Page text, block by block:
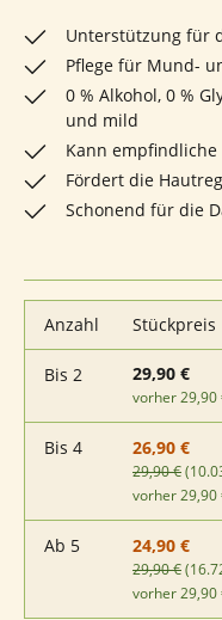
Unterstützung für
Pflege für Mund-
0 % Alkohol, 0 %
und mild
Kann
Fördert die
Schonend für die
Anzahl Stückpreis
Bis 2 29,90 €
vorher 29,90
Bis 4 26,90 €
29,90 €
vorher 29,90
Ab 5 24,90 €
29,90 €
vorher 29,90